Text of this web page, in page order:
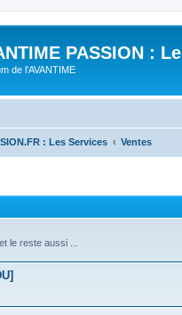
PASSION :
de l'AVANTIME
: Les Services Ventes
le reste aussi ...